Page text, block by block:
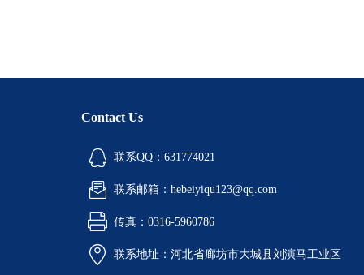
Contact Us
联系QQ：631774021
联系邮箱：hebeiyiqu123@qq.com
传真：0316-5960786
联系地址：河北省廊坊市大城县刘演马工业区